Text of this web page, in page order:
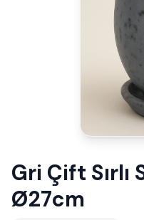
Gri Çift Sırlı
Ø27cm